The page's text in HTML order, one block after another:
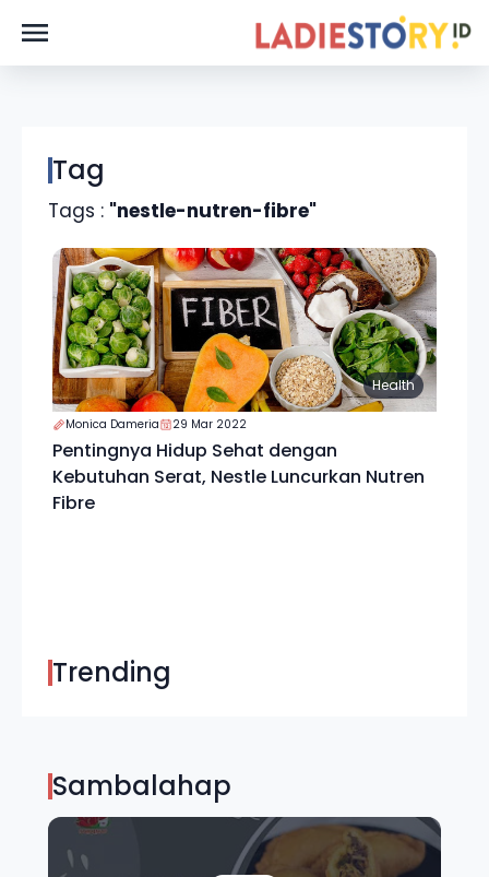
Tag
Tags : "nestle-nutren-fibre"
Health
Monica Dameria 29 Mar 2022
Pentingnya Hidup Sehat dengan
Kebutuhan Serat, Nestle Luncurkan Nutren
Fibre
Trending
Sambalahap